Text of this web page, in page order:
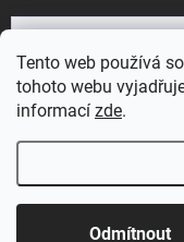
Tento web používá
tohoto webu
informací zde.
Odmítnout
Vložením e-mailu
Copyright 2026